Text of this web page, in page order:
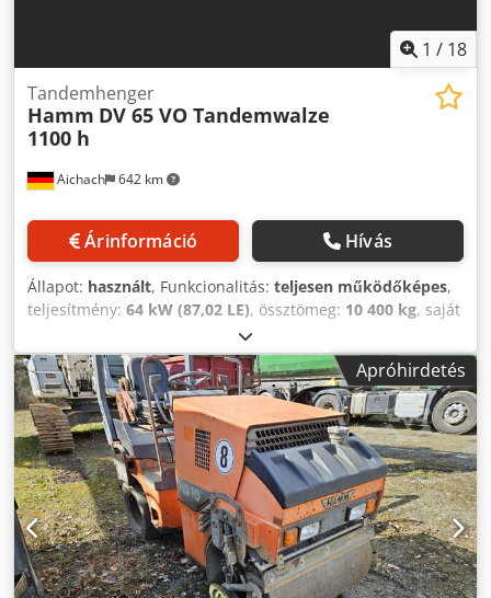
1 / 18
Aichach 642 km
Tandemhenger
Hamm DV 65 VO Tandemwalze
1100 h
Árinformáció Hívás
Állapot: használt, Funkcionalitás: teljesen működőképes,
teljesítmény: 64 kW (87,02 LE), össztömeg: 10 400 kg, saját
, Gyártási év:2011
HAMM DV65 VO tandem henger Gyártási év: 2011 1100
üzemóra 7435 kg - 10400 kg Szórócsatlakozó Dedpfx Afoykn
Ntj Aokr Élvágó kerék Minden kormányzási mód
Munkaszélesség max. 275 cm
Apróhirdetés